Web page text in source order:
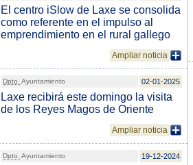
El centro iSlow de Laxe se consolida
como referente en el impulso al
emprendimiento en el rural gallego
Ampliar noticia
Dpto. Ayuntamiento 02-01-2025
Laxe recibirá este domingo la visita
de los Reyes Magos de Oriente
Ampliar noticia
Dpto. Ayuntamiento 19-12-2024